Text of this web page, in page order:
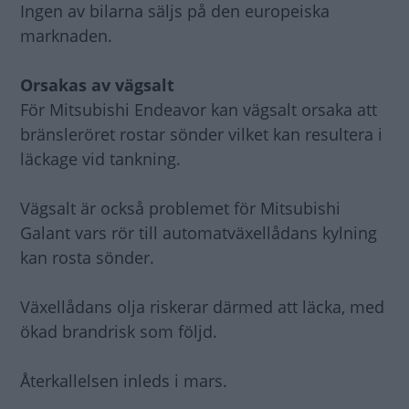
Ingen av bilarna säljs på den europeiska
marknaden.
Orsakas av vägsalt
För Mitsubishi Endeavor kan vägsalt orsaka att
bränsleröret rostar sönder vilket kan resultera i
läckage vid tankning.
Vägsalt är också problemet för Mitsubishi
Galant vars rör till automatväxellådans kylning
kan rosta sönder.
Växellådans olja riskerar därmed att läcka, med
ökad brandrisk som följd.
Återkallelsen inleds i mars.